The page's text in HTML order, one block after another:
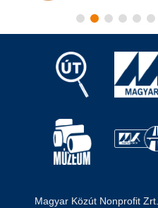
Magyar Közút Nonprofit Zrt.